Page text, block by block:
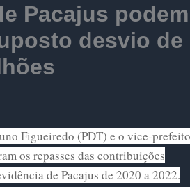
Pacajus
desvio de
Figueiredo (PDT) e o vice-prefeito
os repasses das contribuições
de Pacajus de 2020 a 2022.